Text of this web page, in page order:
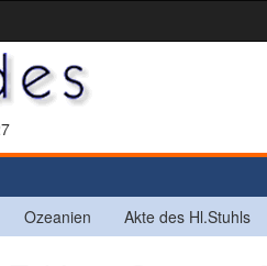
Ozeanien Akte des Hl.Stuhls